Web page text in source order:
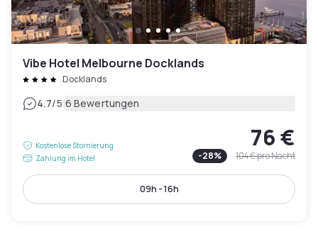
Vibe Hotel Melbourne Docklands
Docklands
4.7/5|6 Bewertungen
Kostenlose Stornierung
Zahlung im Hotel
76 €
-28% 104 €pro Nacht
09h - 16h